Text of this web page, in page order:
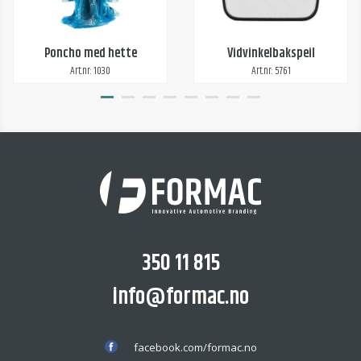
Poncho med hette
Art.nr: 1030
Vidvinkelbakspeil
Art.nr: 5761
350 11 815
info@formac.no
facebook.com/formac.no